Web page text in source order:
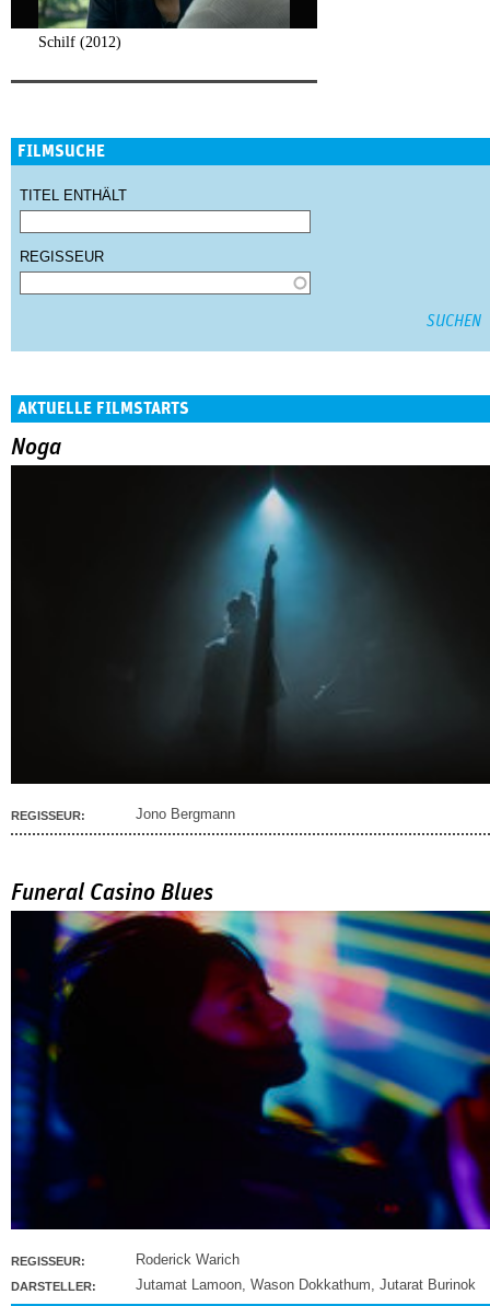
Schilf (2012)
FILMSUCHE
TITEL ENTHÄLT
REGISSEUR
AKTUELLE FILMSTARTS
Noga
REGISSEUR: Jono Bergmann
Funeral Casino Blues
REGISSEUR: Roderick Warich
DARSTELLER: Jutamat Lamoon, Wason Dokkathum, Jutarat Burinok